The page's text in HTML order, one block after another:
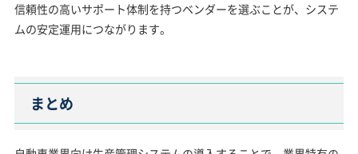
信頼性の高いサポート体制を持つベンダーを選ぶことが、システ
ムの安定運用につながります。
まとめ